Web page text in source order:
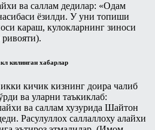
ва саллам дедилар: «Одам
ёзилди. У уни топиши
караш, кулокларнинг зиноси
килинган хабарлар
кичик кизнинг доира чалиб
ва уларни таъкиклаб:
ва саллам хузурида Шайтон
Расулуллох саллаллоху алайхи